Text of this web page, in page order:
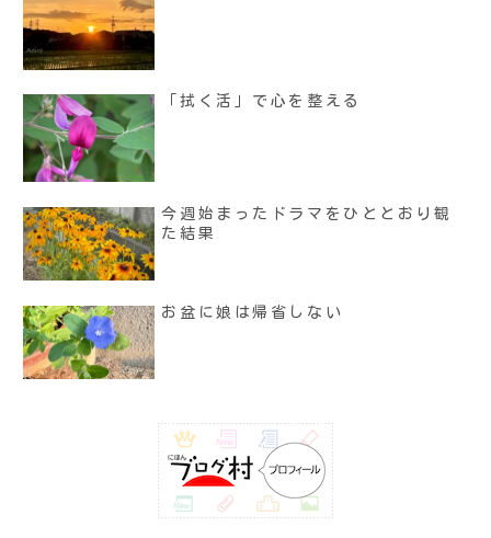
「拭く活」で心を整える
今週始まったドラマをひととおり観
た結果
お盆に娘は帰省しない